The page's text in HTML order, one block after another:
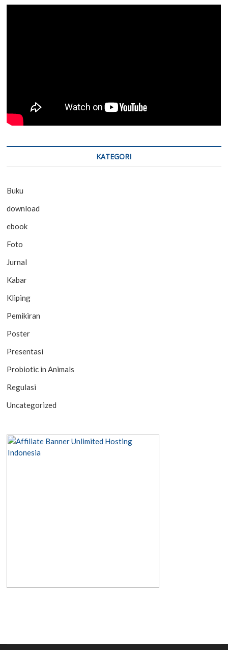
KATEGORI
Buku
download
ebook
Foto
Jurnal
Kabar
Kliping
Pemikiran
Poster
Presentasi
Probiotic in Animals
Regulasi
Uncategorized